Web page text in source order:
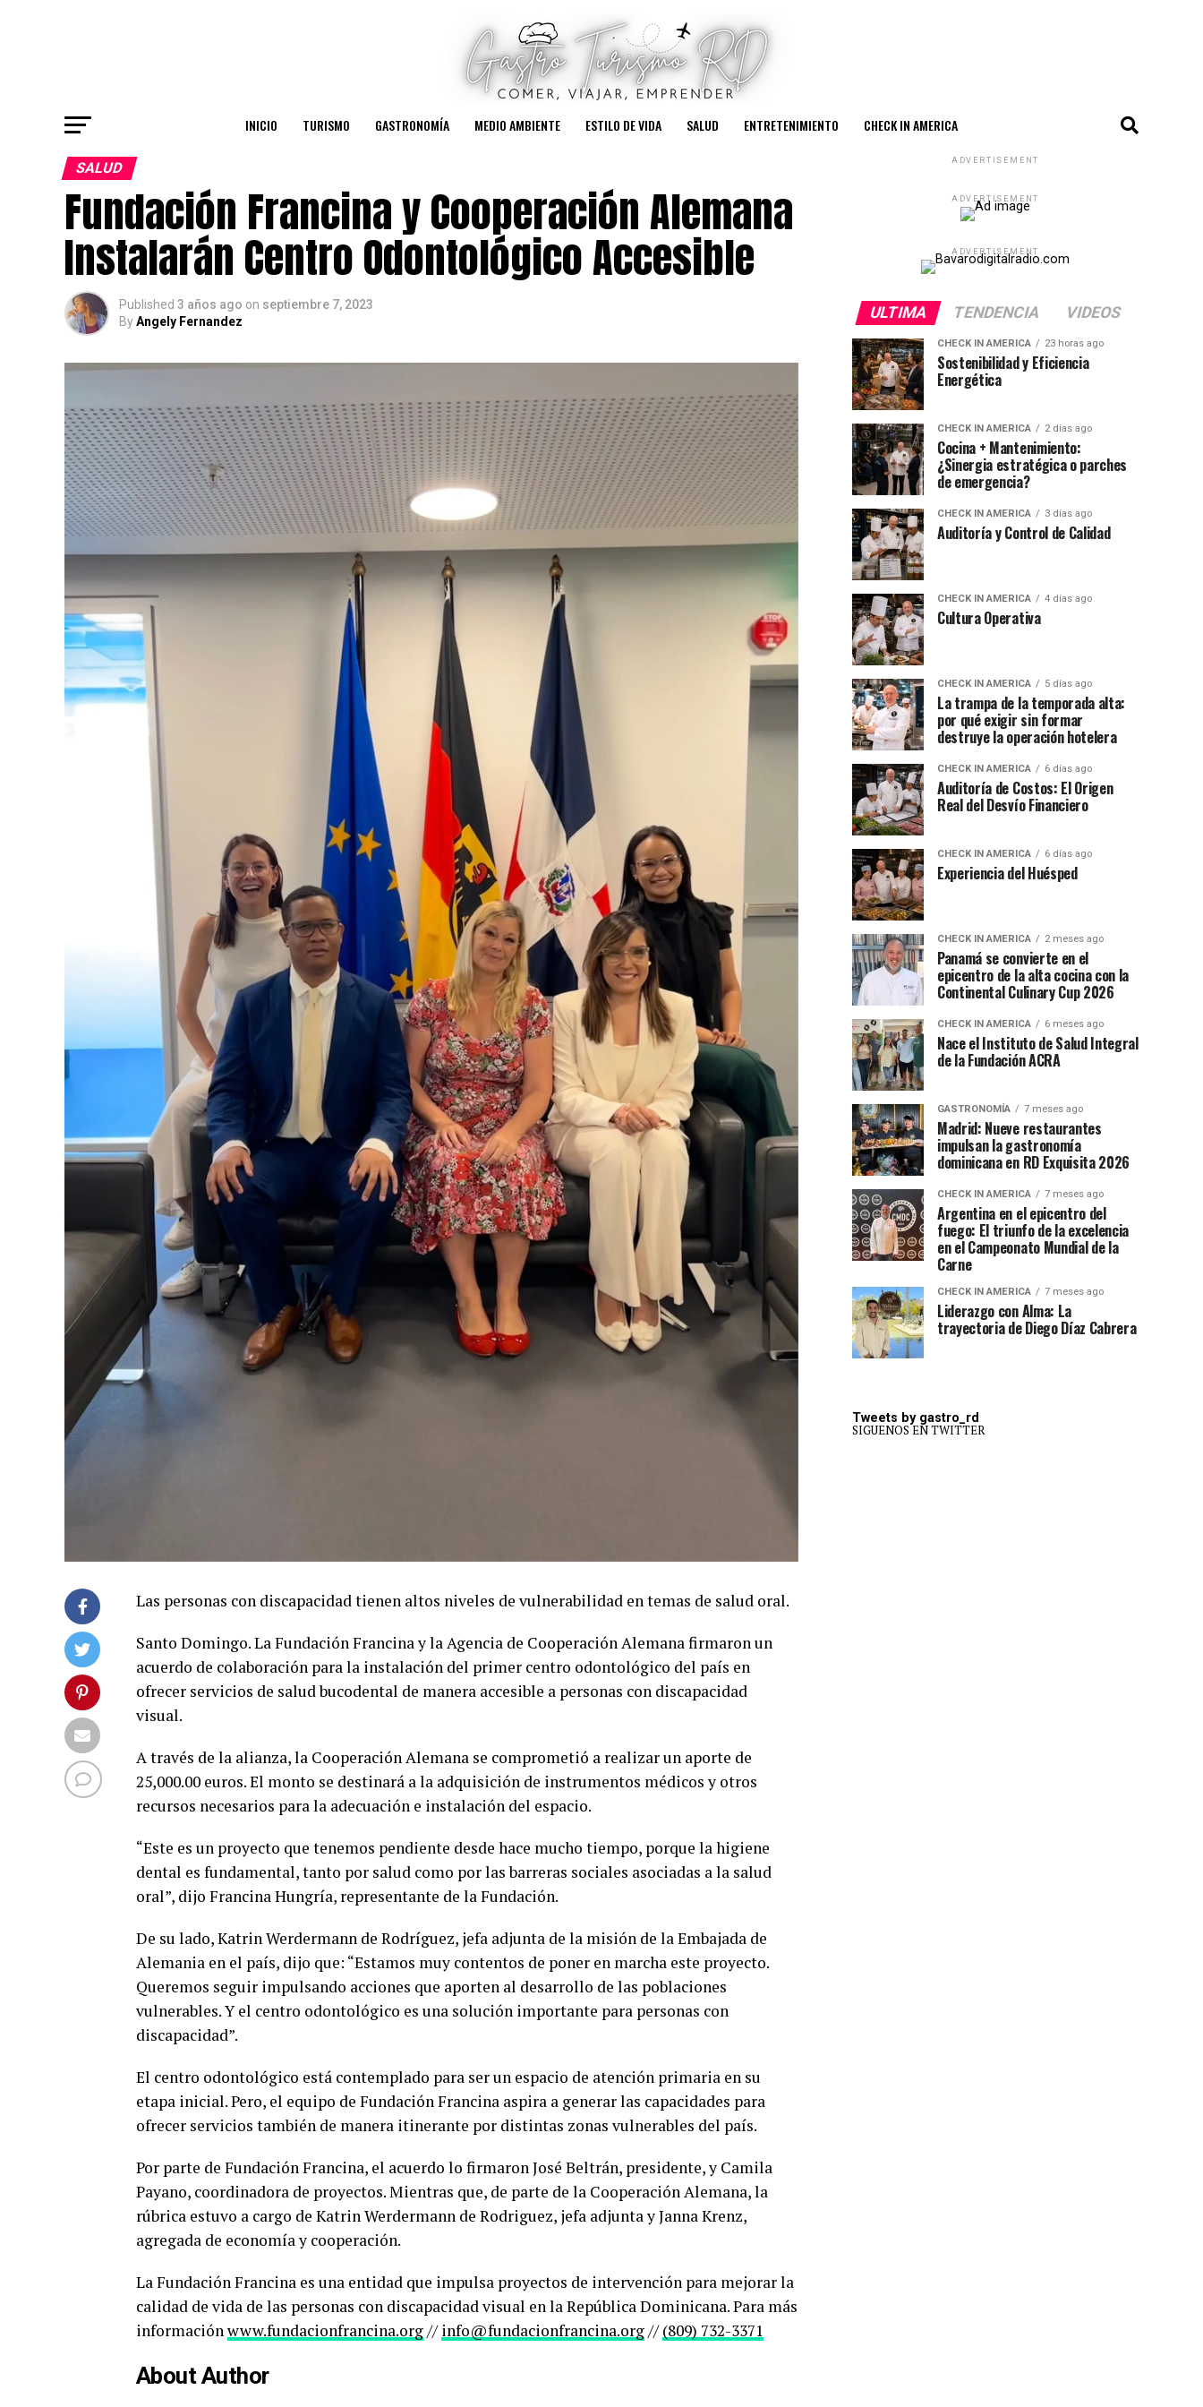
INICIO TURISMO GASTRONOMÍA MEDIO AMBIENTE ESTILO DE VIDA SALUD ENTRETENIMIENTO CHECK IN AMERICA
SALUD
Fundación Francina y Cooperación Alemana
Instalarán Centro Odontológico Accesible
Published 3 años ago on septiembre 7, 2023
ByAngely Fernandez
Las personas con discapacidad tienen altos niveles de vulnerabilidad en temas de salud oral.
Santo Domingo. La Fundación Francina y la Agencia de Cooperación Alemana firmaron un
acuerdo de colaboración para la instalación del primer centro odontológico del país en
ofrecer servicios de salud bucodental de manera accesible a personas con discapacidad
visual.
A través de la alianza, la Cooperación Alemana se comprometió a realizar un aporte de
25,000.00 euros. El monto se destinará a la adquisición de instrumentos médicos y otros
recursos necesarios para la adecuación e instalación del espacio.
“Este es un proyecto que tenemos pendiente desde hace mucho tiempo, porque la higiene
dental es fundamental, tanto por salud como por las barreras sociales asociadas a la salud
oral”, dijo Francina Hungría, representante de la Fundación.
De su lado, Katrin Werdermann de Rodríguez, jefa adjunta de la misión de la Embajada de
Alemania en el país, dijo que: “Estamos muy contentos de poner en marcha este proyecto.
Queremos seguir impulsando acciones que aporten al desarrollo de las poblaciones
vulnerables. Y el centro odontológico es una solución importante para personas con
discapacidad”.
El centro odontológico está contemplado para ser un espacio de atención primaria en su
etapa inicial. Pero, el equipo de Fundación Francina aspira a generar las capacidades para
ofrecer servicios también de manera itinerante por distintas zonas vulnerables del país.
Por parte de Fundación Francina, el acuerdo lo firmaron José Beltrán, presidente, y Camila
Payano, coordinadora de proyectos. Mientras que, de parte de la Cooperación Alemana, la
rúbrica estuvo a cargo de Katrin Werdermann de Rodriguez, jefa adjunta y Janna Krenz,
agregada de economía y cooperación.
La Fundación Francina es una entidad que impulsa proyectos de intervención para mejorar la
calidad de vida de las personas con discapacidad visual en la República Dominicana. Para más
informaciónwww.fundacionfrancina.org//info@fundacionfrancina.org//(809) 732-3371
About Author
ADVERTISEMENT
ADVERTISEMENT
ADVERTISEMENT
ULTIMA TENDENCIA VIDEOS
CHECK IN AMERICA 23 horas ago
Sostenibilidad y Eficiencia
Energética
CHECK IN AMERICA 2 días ago
Cocina + Mantenimiento:
¿Sinergia estratégica o parches
de emergencia?
CHECK IN AMERICA 3 días ago
Auditoría y Control de Calidad
CHECK IN AMERICA 4 días ago
Cultura Operativa
CHECK IN AMERICA 5 días ago
La trampa de la temporada alta:
por qué exigir sin formar
destruye la operación hotelera
CHECK IN AMERICA 6 días ago
Auditoría de Costos: El Origen
Real del Desvío Financiero
CHECK IN AMERICA 6 días ago
Experiencia del Huésped
CHECK IN AMERICA 2 meses ago
Panamá se convierte en el
epicentro de la alta cocina con la
Continental Culinary Cup 2026
CHECK IN AMERICA 6 meses ago
Nace el Instituto de Salud Integral
de la Fundación ACRA
GASTRONOMÍA 7 meses ago
Madrid: Nueve restaurantes
impulsan la gastronomía
dominicana en RD Exquisita 2026
CHECK IN AMERICA 7 meses ago
Argentina en el epicentro del
fuego: El triunfo de la excelencia
en el Campeonato Mundial de la
Carne
CHECK IN AMERICA 7 meses ago
Liderazgo con Alma: La
trayectoria de Diego Díaz Cabrera
Tweets by gastro_rd
SIGUENOS EN TWITTER